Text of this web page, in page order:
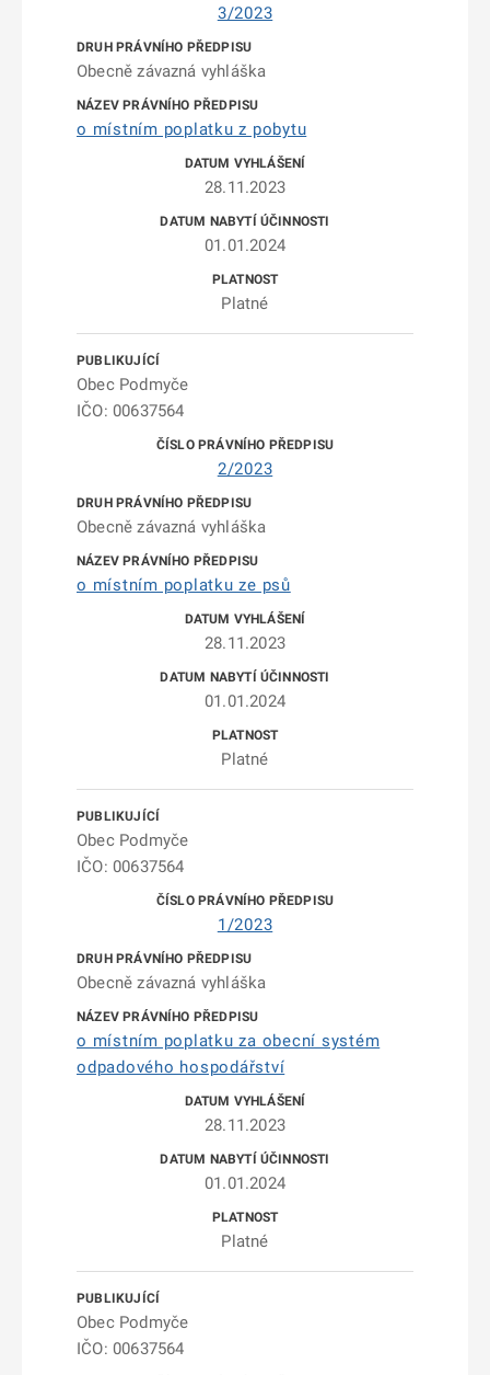
3/2023
Obecně závazná vyhláška
o místním poplatku z pobytu
28.11.2023
01.01.2024
Platné
Obec Podmyče
IČO: 00637564
2/2023
Obecně závazná vyhláška
o místním poplatku ze psů
28.11.2023
01.01.2024
Platné
Obec Podmyče
IČO: 00637564
1/2023
Obecně závazná vyhláška
o místním poplatku za obecní systém
odpadového hospodářství
28.11.2023
01.01.2024
Platné
Obec Podmyče
IČO: 00637564